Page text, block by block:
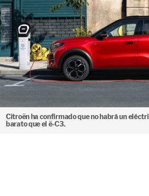
Citroën ha confirmado que no habrá un
barato que el ë-C3.